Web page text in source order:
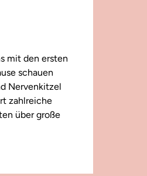
mit den ersten
schauen
Nervenkitzel
zahlreiche
über große